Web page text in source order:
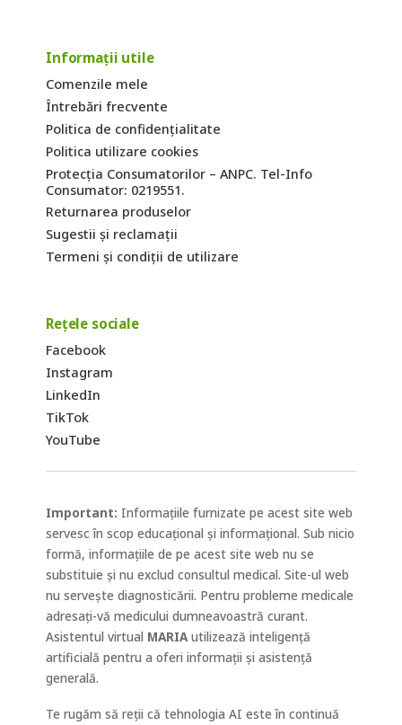
Informații utile
Comenzile mele
Întrebări frecvente
Politica de confidențialitate
Politica utilizare cookies
Protecția Consumatorilor – ANPC. Tel-Info
Consumator: 0219551.
Returnarea produselor
Sugestii și reclamații
Termeni și condiții de utilizare
Rețele sociale
Facebook
Instagram
LinkedIn
TikTok
YouTube
Important: Informațiile furnizate pe acest site web
servesc în scop educațional și informațional. Sub nicio
formă, informațiile de pe acest site web nu se
substituie și nu exclud consultul medical. Site-ul web
nu servește diagnosticării. Pentru probleme medicale
adresați-vă medicului dumneavoastră curant.
Asistentul virtual MARIAutilizează inteligență
artificială pentru a oferi informații și asistență
generală.
Te rugăm să reții că tehnologia AI este în continuă